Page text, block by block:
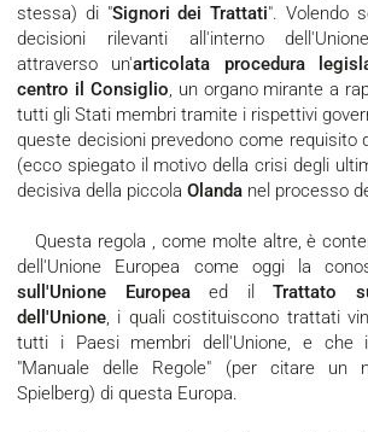
stessa) di "Signori dei Trattati". Volendo
decisioni rilevanti all'interno
attraverso un'articolata procedura
centro il Consiglio, un organo mirante a
tutti gli Stati membri tramite i rispettivi
queste decisioni prevedono come requisito
(ecco spiegato il motivo della crisi degli
decisiva della piccola Olanda nel processo
Questa regola , come molte altre, è contenuta nei due pilastri
dell'Unione Europea come oggi la
sull'Unione Europeaed il Trattato
dell'Unione, i quali costituiscono trattati
tutti i Paesi membri dell'Unione, e che
"Manuale delle Regole" (per citare un
Spielberg) di questa Europa.